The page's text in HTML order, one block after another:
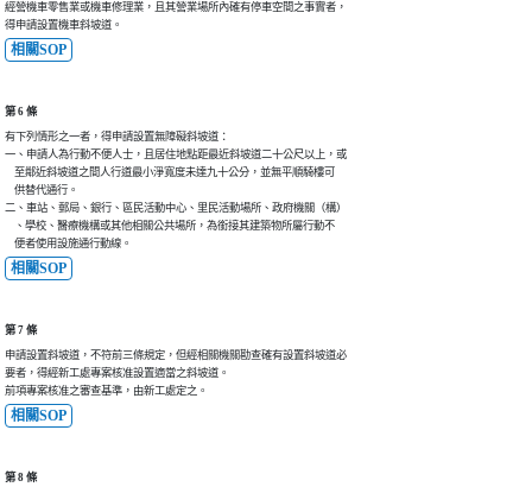
經營機車零售業或機車修理業，且其營業場所內確有停車空間之事實者，
得申請設置機車斜坡道。
相關SOP
第 6 條
有下列情形之一者，得申請設置無障礙斜坡道：
一、申請人為行動不便人士，且居住地點距最近斜坡道二十公尺以上，或
    至鄰近斜坡道之間人行道最小淨寬度未達九十公分，並無平順騎樓可
    供替代通行。
二、車站、郵局、銀行、區民活動中心、里民活動場所、政府機關（構）
    、學校、醫療機構或其他相關公共場所，為銜接其建築物所屬行動不
    便者使用設施通行動線。
相關SOP
第 7 條
申請設置斜坡道，不符前三條規定，但經相關機關勘查確有設置斜坡道必
要者，得經新工處專案核准設置適當之斜坡道。
前項專案核准之審查基準，由新工處定之。
相關SOP
第 8 條